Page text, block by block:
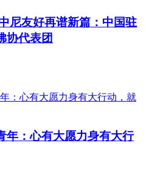
尼友好再谱新篇：中国驻
协代表团
年：心有大愿力身有大行